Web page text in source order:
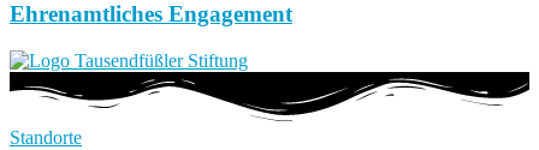
Ehrenamtliches Engagement
Standorte